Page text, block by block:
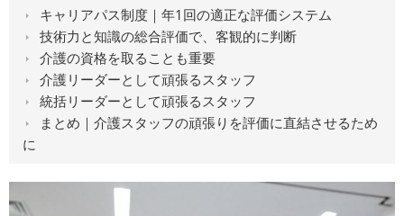
キャリアパス制度｜年1回の適正な評価システム
技術力と知識の総合評価で、客観的に判断
介護の資格を取ることも重要
介護リーダーとして頑張るスタッフ
統括リーダーとして頑張るスタッフ
まとめ｜介護スタッフの頑張りを評価に直結させるため
に